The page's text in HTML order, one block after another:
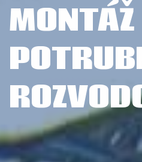
MONTÁŽ